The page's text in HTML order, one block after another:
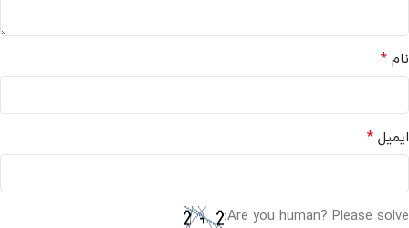
نام *
ایمیل *
Are you human? Please solve: